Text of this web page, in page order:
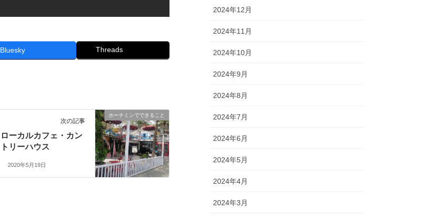
Bluesky Threads
ホーチミンでできること
次の記事
ローカルカフェ・カン
トリーハウス
2020年5月19日
2024年12月
2024年11月
2024年10月
2024年9月
2024年8月
2024年7月
2024年6月
2024年5月
2024年4月
2024年3月